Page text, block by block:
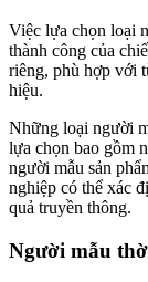
Việc lựa chọn loại
thành công của
riêng, phù hợp với
hiệu.
Những loại người
lựa chọn bao gồm
người mẫu sản
nghiệp có thể xác
quả truyền thông.
Người mẫu